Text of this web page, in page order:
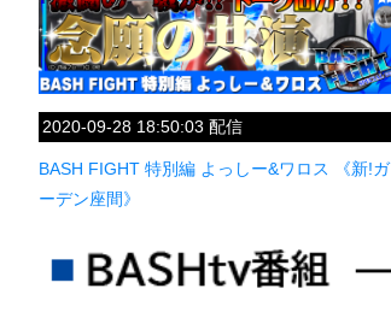
2020-09-28 18:50:03 配信
BASH FIGHT 特別編 よっしー&ワロス 《新!ガ
ーデン座間》